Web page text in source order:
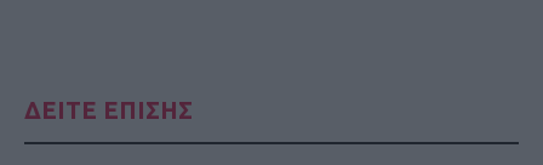
ΔΕΙΤΕ ΕΠΙΣΗΣ